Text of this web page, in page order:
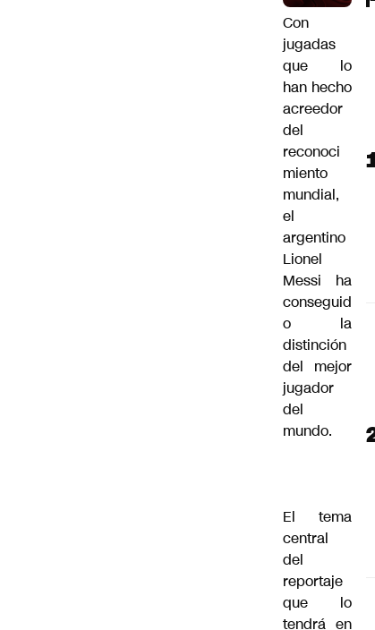
Con
jugadas
que lo
han hecho
acreedor
del
reconoci
miento
mundial,
el
argentino
Lionel
Messi ha
conseguid
o la
distinción
del mejor
jugador
del
mundo.
El tema
central
del
reportaje
que lo
tendrá en